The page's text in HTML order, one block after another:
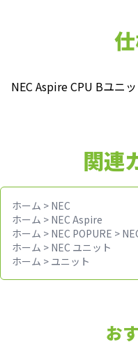
NEC Aspire CPU Bユニ
関連
ホーム > NEC
ホーム > NEC Aspire
ホーム > NEC POPURE >
ホーム > NEC ユニット
ホーム > ユニット
お